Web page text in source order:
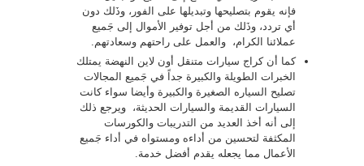
فإنه يقوم بتصليحها وتبديلها على الفور، وذَلك دون
أي تردد، وذَلك من أجل توفير الأموال إلى جَميع
عملائنا الكرام، والعمل على راحتهم وسعادتهم.
كما أن كراج سيارات متنقل أون لاين النهضة يمتلك
الخبرات الطويلة والكبيرة جداً في جَميع المجالات
تصليح السياره الصغيرة والكبيرة وأيضا سواء كانت
السيارات القديمة والسيارات الحديثة، ويرجع ذلك
إلى أنه أخذ العديد من التدريبات والكورسات
المكثفة لتحسين من أداءه ومستواه في أداء جَميع
الأعمال مما يجعله يقدم أفضل خدمة.